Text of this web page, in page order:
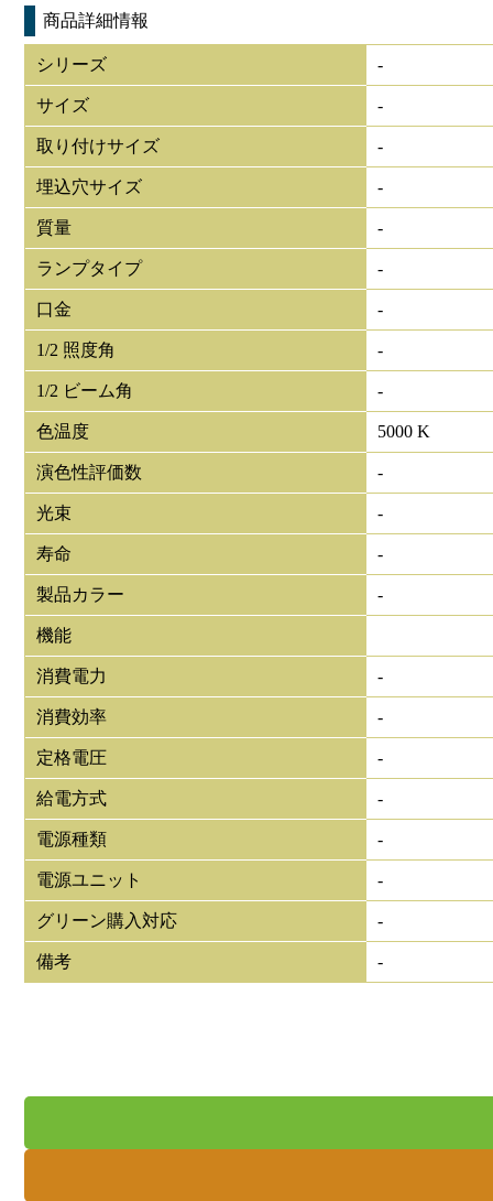
商品詳細情報
シリーズ -
サイズ -
取り付けサイズ -
埋込穴サイズ -
質量 -
ランプタイプ -
口金 -
1/2 照度角 -
1/2 ビーム角 -
色温度 5000 K
演色性評価数 -
光束 -
寿命 -
製品カラー -
機能
消費電力 -
消費効率 -
定格電圧 -
給電方式 -
電源種類 -
電源ユニット -
グリーン購入対応 -
備考 -